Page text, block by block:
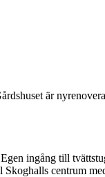
är
ingång till
centrum